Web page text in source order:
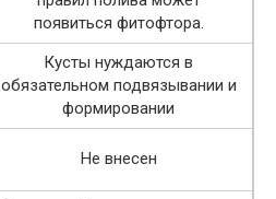
появиться фитофтора.
Кусты нуждаются в
обязательном подвязывании и
формировании
Не внесен